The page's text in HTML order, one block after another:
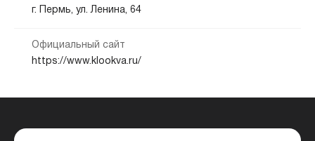
г. Пермь, ул. Ленина, 64
Официальный сайт
https://www.klookva.ru/